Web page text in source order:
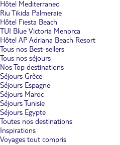
Hôtel Mediterraneo
Riu Tikida Palmeraie
Hôtel Fiesta Beach
TUI Blue Victoria Menorca
Hôtel AP Adriana Beach Resort
Tous nos Best-sellers
Tous nos séjours
Nos Top destinations
Séjours Grèce
Séjours Espagne
Séjours Maroc
Séjours Tunisie
Séjours Egypte
Toutes nos destinations
Inspirations
Voyages tout compris